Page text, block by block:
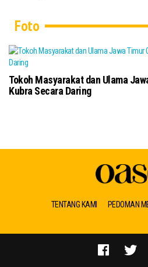
Foto
Tokoh Masyarakat dan Ulama
Kubra Secara Daring
TENTANG KAMI PEDOMAN